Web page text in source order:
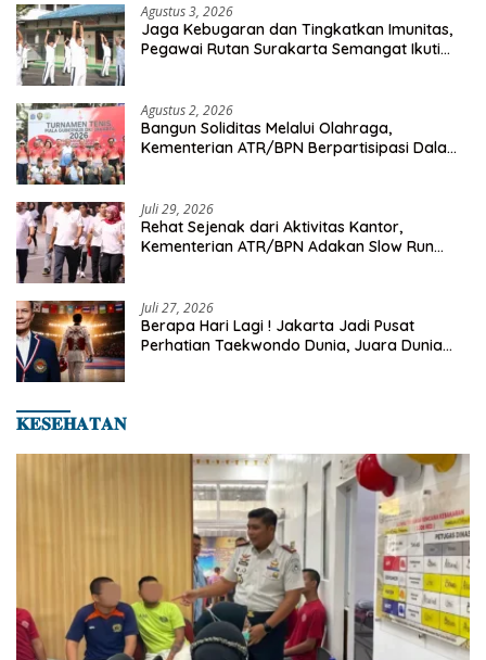
Agustus 3, 2026
Jaga Kebugaran dan Tingkatkan Imunitas,
Pegawai Rutan Surakarta Semangat Ikuti
Agustus 2, 2026
Bangun Soliditas Melalui Olahraga,
Kementerian ATR/BPN Berpartisipasi Dalam
Juli 29, 2026
Rehat Sejenak dari Aktivitas Kantor,
Kementerian ATR/BPN Adakan Slow Run
Juli 27, 2026
Berapa Hari Lagi ! Jakarta Jadi Pusat
Perhatian Taekwondo Dunia, Juara Dunia
𝐊𝐄𝐒𝐄𝐇𝐀𝐓𝐀𝐍